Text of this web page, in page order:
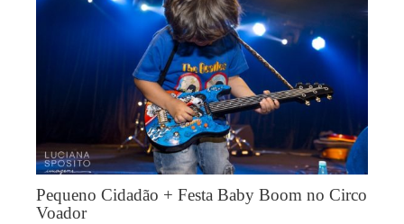
Pequeno Cidadão + Festa Baby Boom no Circo
Voador